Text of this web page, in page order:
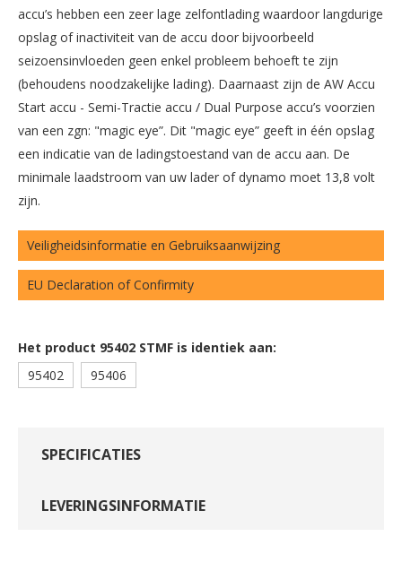
accu’s hebben een zeer lage zelfontlading waardoor langdurige
opslag of inactiviteit van de accu door bijvoorbeeld
seizoensinvloeden geen enkel probleem behoeft te zijn
(behoudens noodzakelijke lading). Daarnaast zijn de AW Accu
Start accu - Semi-Tractie accu / Dual Purpose accu’s voorzien
van een zgn: "magic eye”. Dit "magic eye” geeft in één opslag
een indicatie van de ladingstoestand van de accu aan. De
minimale laadstroom van uw lader of dynamo moet 13,8 volt
zijn.
Veiligheidsinformatie en Gebruiksaanwijzing
EU Declaration of Confirmity
Het product 95402 STMF is identiek aan:
95402
95406
SPECIFICATIES
LEVERINGSINFORMATIE